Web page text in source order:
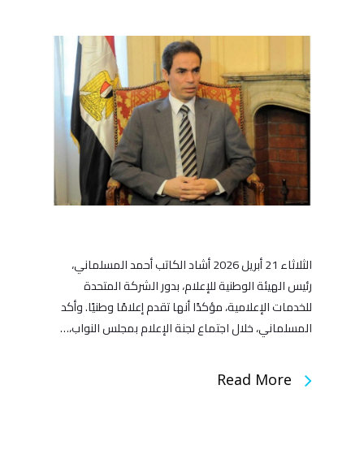
الثلاثاء 21 أبريل 2026 أشاد الكاتب أحمد المسلماني،
رئيس الهيئة الوطنية للإعلام، بدور الشركة المتحدة
للخدمات الإعلامية، مؤكدًا أنها تقدم إعلامًا وطنيًا. وأكد
المسلماني، خلال اجتماع لجنة الإعلام بمجلس النواب،…
Read More